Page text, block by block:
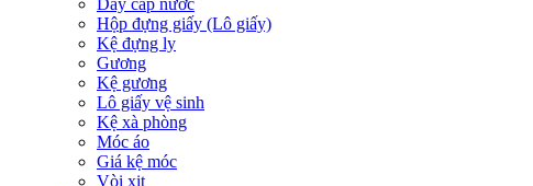
Dây cấp nước
Hộp đựng giấy (Lô giấy)
Kệ đựng ly
Gương
Kệ gương
Lô giấy vệ sinh
Kệ xà phòng
Móc áo
Giá kệ móc
Vòi xịt